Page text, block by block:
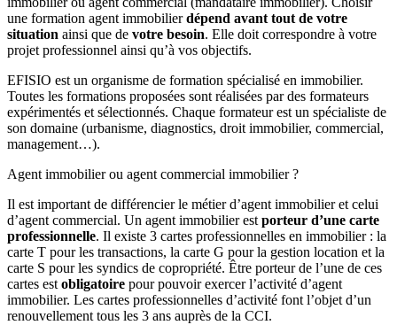
une formation agent immobilierdépend avant tout de votre
situation ainsi que de votre besoin. Elle doit correspondre à votre
projet professionnel ainsi qu’à vos objectifs.
EFISIO est un organisme de formation spécialisé en immobilier.
Toutes les formations proposées sont réalisées par des formateurs
expérimentés et sélectionnés. Chaque formateur est un spécialiste de
son domaine (urbanisme, diagnostics, droit immobilier, commercial,
management…).
Agent immobilier ou agent commercial immobilier ?
Il est important de différencier le métier d’agent immobilier et celui
d’agent commercial. Un agent immobilier est porteur d’une carte
professionnelle. Il existe 3 cartes professionnelles en immobilier : la
carte T pour les transactions, la carte G pour la gestion location et la
carte S pour les syndics de copropriété. Être porteur de l’une de ces
cartes est obligatoire pour pouvoir exercer l’activité d’agent
immobilier. Les cartes professionnelles d’activité font l’objet d’un
renouvellement tous les 3 ans auprès de la CCI.